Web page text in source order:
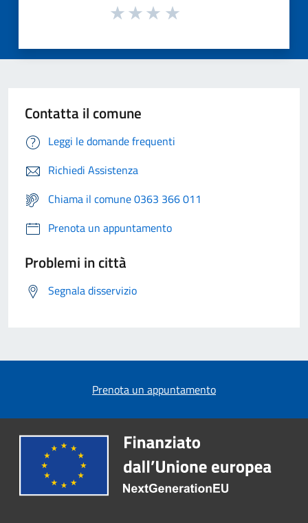
Contatta il comune
Leggi le domande frequenti
Richiedi Assistenza
Chiama il comune 0363 366 011
Prenota un appuntamento
Problemi in città
Segnala disservizio
Prenota un appuntamento